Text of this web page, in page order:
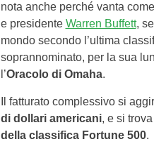
nota anche perché vanta
e presidente Warren Buffett,
mondo secondo l’ultima
soprannominato, per la sua
l’Oracolo di Omaha.
Il fatturato complessivo si
di dollari americani, e si
della classifica Fortune 500.